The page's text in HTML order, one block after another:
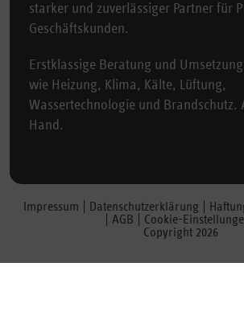
starker und zuverlässiger Partner für
Geschäftskunden.
Erstklassige Beratung und
wie Heizung, Klima, Kälte, Lüftung,
Wassertechnologie und Brandschutz.
Hand.
Impressum Datenschutzerklärung
AGB
Cookie-
Copyright 2026